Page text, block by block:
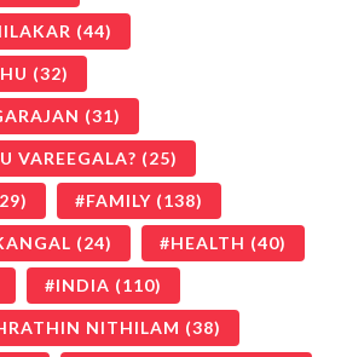
(44)
(32)
(31)
VAREEGALA? (25)
FAMILY (138)
(24) HEALTH (40)
INDIA (110)
NITHILAM (38)